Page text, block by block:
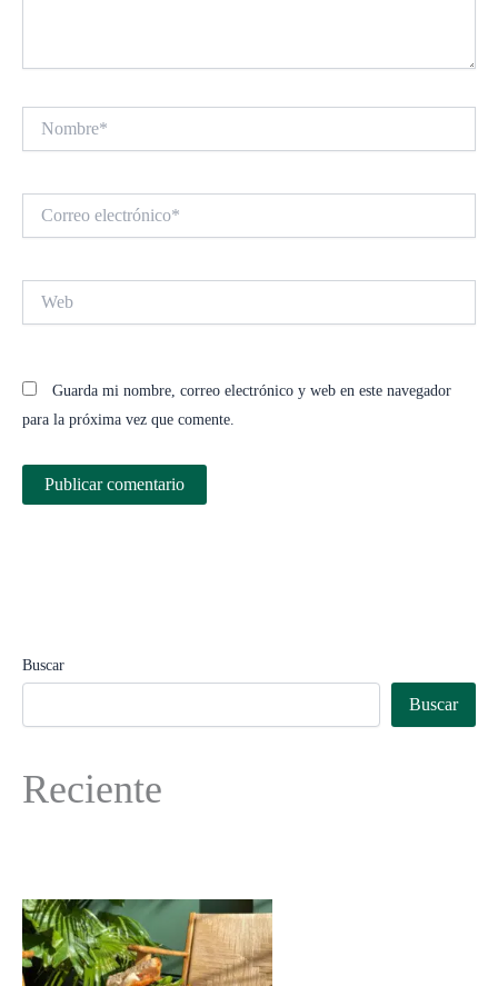
electrónico*
Guarda mi nombre, correo electrónico y web en este navegador
para la próxima vez que comente.
Buscar
Buscar
Reciente